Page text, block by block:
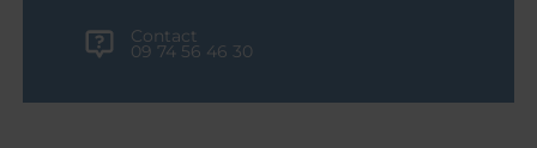
Contact
09 74 56 46 30